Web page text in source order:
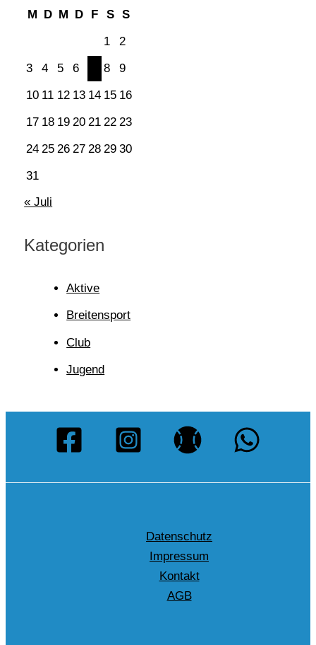
M
D M D F S S
1
2
3
4 5 6 8
9
10 11 12 13 14 15 16
17 18 19 20 21 22 23
24 25 26 27 28 29 30
31
« Juli
Kategorien
Aktive
Breitensport
Club
Jugend
Datenschutz
Impressum
Kontakt
AGB